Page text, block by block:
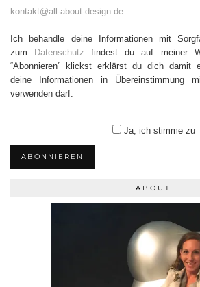
kontakt@all-about-design.de.
Ich behandle deine Informationen mit
zum
Datenschutz findest du auf meiner
“Abonnieren” klickst erklärst du dich damit
deine Informationen in Übereinstimmung
verwenden darf.
Ja, ich stimme zu
ABONNIEREN
ABOUT